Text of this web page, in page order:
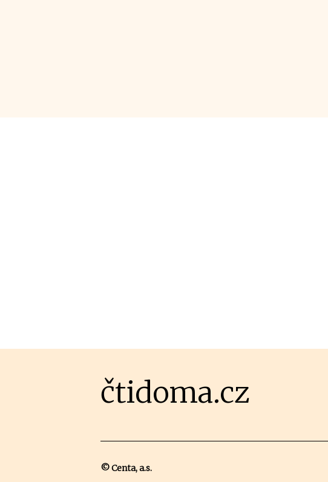
čtidoma.cz
© Centa, a.s.